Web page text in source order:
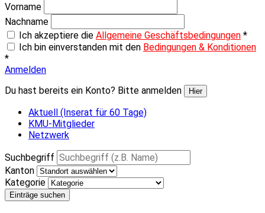
Vorname
Nachname
Ich akzeptiere die Allgemeine Geschäftsbedingungen *
Ich bin einverstanden mit den Bedingungen & Konditionen
*
Anmelden
Du hast bereits ein Konto? Bitte anmelden
Hier
Aktuell (Inserat für 60 Tage)
KMU-Mitglieder
Netzwerk
Suchbegriff
Kanton
Kategorie
Einträge suchen